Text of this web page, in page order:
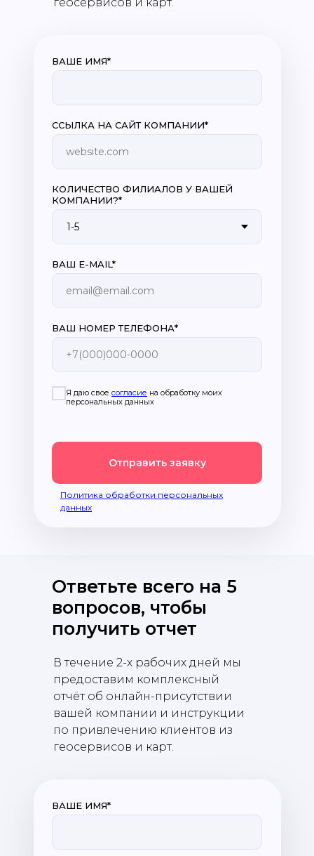
ВАШЕ ИМЯ*
СCЫЛКА НА САЙТ КОМПАНИИ*
website.com
КОЛИЧЕСТВО ФИЛИАЛОВ У ВАШЕЙ
КОМПАНИИ?*
ВАШ E-MAIL*
email@email.com
ВАШ НОМЕР ТЕЛЕФОНА*
+7(000)000-0000
Я даю свое согласие на обработку моих
персональных данных
Отправить заявку
Политика обработки персональных
данных
Ответьте всего на 5
вопросов, чтобы
получить отчет
В течение 2-х рабочих дней мы
предоставим комплексный
отчёт об онлайн-присутствии
вашей компании и инструкции
по привлечению клиентов из
геосервисов и карт.
ВАШЕ ИМЯ*